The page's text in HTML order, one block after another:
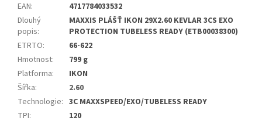
EAN:
4717784033532
Dlouhý
popis:
MAXXIS PLÁŠŤ IKON 29X2.60 KEVLAR 3CS EXO
PROTECTION TUBELESS READY (ETB00038300)
ETRTO:
66-622
Hmotnost:
799 g
Platforma:
IKON
Šířka:
2.60
Technologie: 3C MAXXSPEED/EXO/TUBELESS READY
TPI: 120